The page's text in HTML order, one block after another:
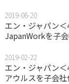
2019-06-20
エン・ジャパン
JapanWorkを子
2019-02-22
エン・ジャパン
アウルスを子会社